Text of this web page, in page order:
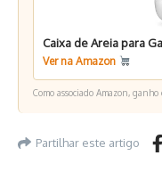
Caixa de Areia para
Ver na Amazon
Como associado Amazon, ganho
Partilhar este artigo